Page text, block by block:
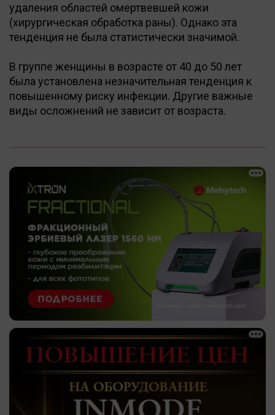
удаления областей омертвевшей кожи
(хирургическая обработка раны). Однако эта
тенденция не была статистически значимой.
В группе женщины в возрасте от 40 до 50 лет
была установлена незначительная тенденция к
повышенному риску инфекции. Другие важные
виды осложнений не зависит от возраста.